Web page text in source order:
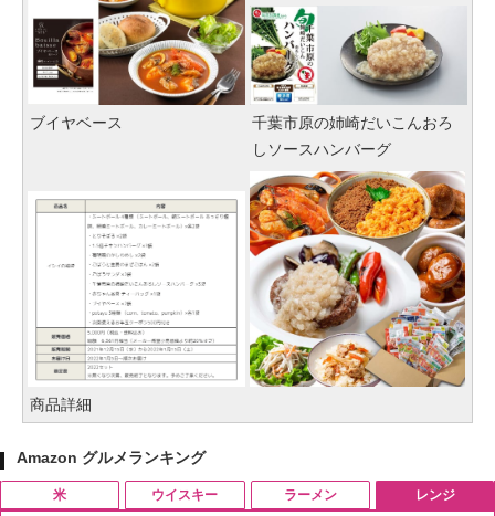
ブイヤベース
千葉市原の姉崎だいこんおろ
しソースハンバーグ
商品詳細
Amazon グルメランキング
米 ウイスキー ラーメン レンジ